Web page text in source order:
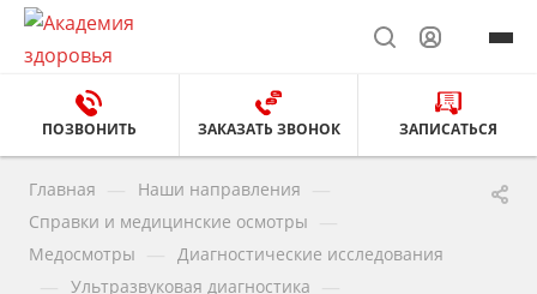
ПОЗВОНИТЬ ЗАКАЗАТЬ ЗВОНОК ЗАПИСАТЬСЯ
Главная Наши направления
Справки и медицинские осмотры
Медосмотры Диагностические исследования
Ультразвуковая диагностика